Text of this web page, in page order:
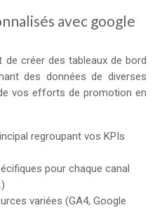
avec google
de créer des tableaux de bord
des données de diverses
vos efforts de promotion en
regroupant vos KPIs
pour chaque canal
variées (GA4, Google